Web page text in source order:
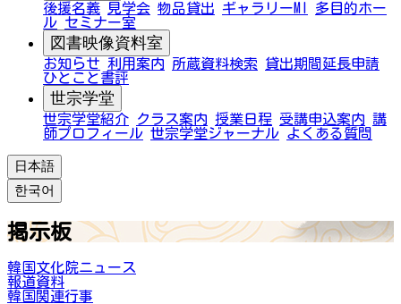
後援名義 見学会 物品貸出 ギャラリーMI
多目的ホー
ル セミナー室
図書映像資料室
お知らせ 利用案内 所蔵資料検索
貸出期間延長申請
ひとこと書評
世宗学堂
世宗学堂紹介 クラス案内 授業日程 受講申込案内 講
師プロフィール 世宗学堂ジャーナル よくある質問
日本語
한국어
掲示板
韓国文化院ニュース
報道資料
韓国関連行事